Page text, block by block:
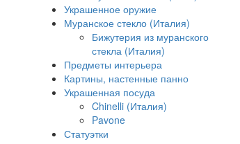
Украшенное оружие
Муранское стекло (Италия)
Бижутерия из муранского
стекла (Италия)
Предметы интерьера
Картины, настенные панно
Украшенная посуда
Chinelli (Италия)
Pavone
Статуэтки